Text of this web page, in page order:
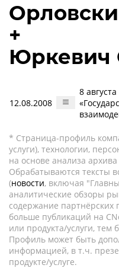
+
Юркевич
12.08.2008
8
* Страница-профиль
услуги), технологии,
на основе анализа
Обрабатываются тексты
(новости, включая
аналитические обзоры
содержание партнёрских
больше публикаций на
или продукта/услуги,
Профиль может быть
информацией, в т.ч.
продукте/услуге.